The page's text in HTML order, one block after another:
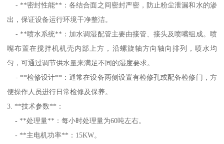
- **密封性能**：各结合面之间密封严密，防止粉尘泄漏和水的渗
出，保证设备运行环境干净整洁。
- **喷水系统**：加水调湿配管主要由接管、接头及喷嘴组成。喷
嘴布置在搅拌机机壳内部上方，沿螺旋轴方向轴向排列，喷水均
匀，可通过调节供水量来满足不同的湿度要求。
- **检修设计**：通常在设备两侧设置有检修孔或配备检修门，方
便操作人员进行日常检修及保养。
3. **技术参数**：
- **处理量**：每小时处理量为60吨左右。
- **主电机功率**：15KW。